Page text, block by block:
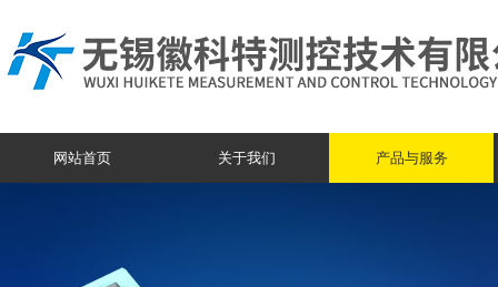
网站首页 关于我们 产品与服务